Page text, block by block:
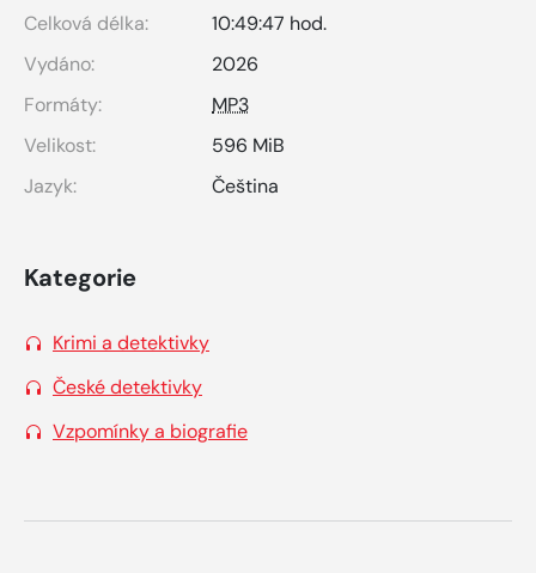
Celková délka:
10:49:47 hod.
Vydáno:
2026
Formáty:
MP3
Velikost:
596 MiB
Jazyk:
Čeština
Kategorie
Krimi a detektivky
České detektivky
Vzpomínky a biografie